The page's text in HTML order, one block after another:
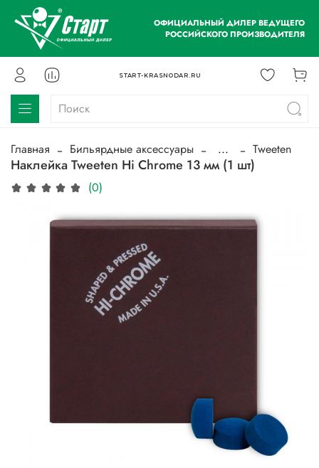
ОФИЦИАЛЬНЫЙ ДИЛЕР ВЕДУЩЕГО
РОССИЙСКОГО ПРОИЗВОДИТЕЛЯ
START-KRASNODAR.RU
Главная Бильярдные аксессуары ... Tweeten
Наклейка Tweeten Hi Chrome 13 мм (1 шт)
(0)